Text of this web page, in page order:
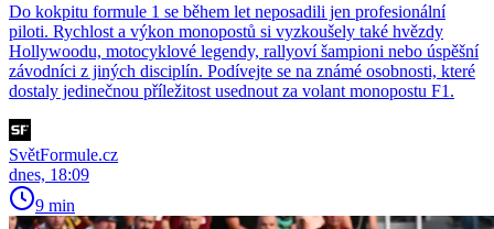
Do kokpitu formule 1 se během let neposadili jen profesionální
piloti. Rychlost a výkon monopostů si vyzkoušely také hvězdy
Hollywoodu, motocyklové legendy, rallyoví šampioni nebo úspěšní
závodníci z jiných disciplín. Podívejte se na známé osobnosti, které
dostaly jedinečnou příležitost usednout za volant monopostu F1.
SvětFormule.cz
dnes, 18:09
9 min